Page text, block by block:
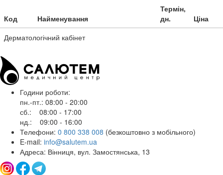
Код Найменування
Термін,
дн.
Ціна
Дерматологічний кабінет
Години роботи:
пн.-пт.: 08:00 - 20:00
сб.: 08:00 - 17:00
нд.: 09:00 - 16:00
Телефони: 0 800 338 008 (безкоштовно з мобільного)
E-mail: info@salutem.ua
Адреса: Вінниця, вул. Замостянська, 13